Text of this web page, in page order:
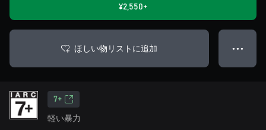
¥2,550+
ほしい物リストに追加 ● ● ●
7+
軽い暴力